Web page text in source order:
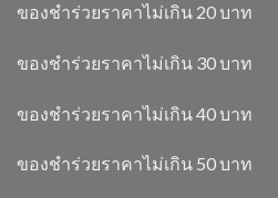
ของชำร่วยราคาไม่เกิน 20 บาท
ของชำร่วยราคาไม่เกิน 30 บาท
ของชำร่วยราคาไม่เกิน 40 บาท
ของชำร่วยราคาไม่เกิน 50 บาท